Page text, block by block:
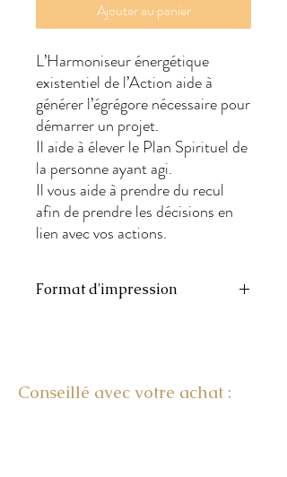
Ajouter au panier
L’Harmoniseur énergétique
existentiel de l’Action aide à
générer l’égrégore nécessaire pour
démarrer un projet.
Il aide à élever le Plan Spirituel de
la personne ayant agi.
Il vous aide à prendre du recul
afin de prendre les décisions en
lien avec vos actions.
Format d'impression
Conseillé avec votre achat :